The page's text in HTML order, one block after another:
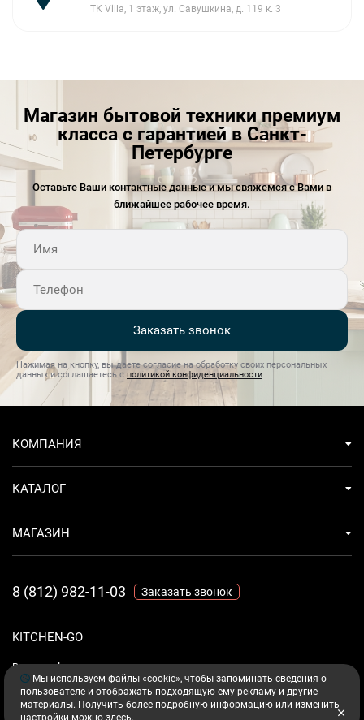
ТК Villa, 1 этаж, ул. Савушкина, д. 119 к. 3
Магазин бытовой техники премиум
класса с гарантией в Санкт-
Петербурге
Оставьте Ваши контактные данные и мы свяжемся с Вами в
ближайшее рабочее время.
Заказать звонок
Нажимая на кнопку, вы даете согласие на обработку своих персональных
данных и соглашаетесь с политикой конфиденциальности
KITCHEN-GO
Ваш комфорт - дело техники.
КОМПАНИЯ
КАТАЛОГ
МАГАЗИН
8 (812) 982-11-03 Заказать звонок
Мы используем файлы «cookie», чтобы запоминать сведения о
пользователе и отображать подходящую ему рекламу и другие
материалы. Получить более подробную информацию или изменить
настройки можно здесь.